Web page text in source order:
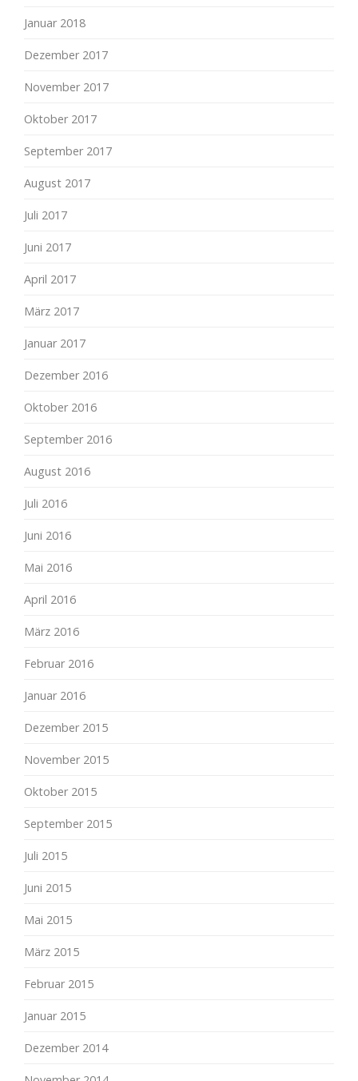
Januar 2018
Dezember 2017
November 2017
Oktober 2017
September 2017
August 2017
Juli 2017
Juni 2017
April 2017
März 2017
Januar 2017
Dezember 2016
Oktober 2016
September 2016
August 2016
Juli 2016
Juni 2016
Mai 2016
April 2016
März 2016
Februar 2016
Januar 2016
Dezember 2015
November 2015
Oktober 2015
September 2015
Juli 2015
Juni 2015
Mai 2015
März 2015
Februar 2015
Januar 2015
Dezember 2014